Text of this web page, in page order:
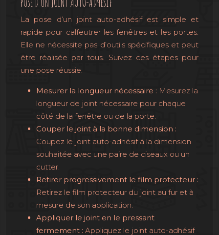
La pose d’un joint auto-adhésif est simple et
rapide pour calfeutrer les fenêtres et les portes.
Elle ne nécessite pas d’outils spécifiques et peut
être réalisée par tous. Suivez ces étapes pour
une pose réussie.
Mesurer la longueur nécessaire : Mesurez la
longueur de joint nécessaire pour chaque
côté de la fenêtre ou de la porte.
Couper le joint à la bonne dimension :
Coupez le joint auto-adhésif à la dimension
souhaitée avec une paire de ciseaux ou un
cutter.
Retirer progressivement le film protecteur :
Retirez le film protecteur du joint au fur et à
mesure de son application.
Appliquer le joint en le pressant
fermement : Appliquez le joint auto-adhésif